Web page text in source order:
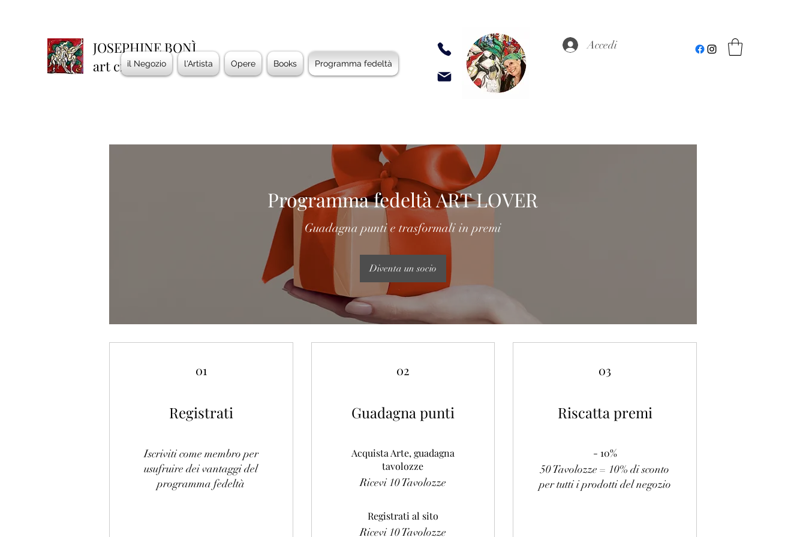
JOSEPHINE BONÌ
art creations
il Negozio l'Artista Opere Books Programma fedeltà
Accedi
Programma fedeltà ART LOVER
Guadagna punti e trasformali in premi
Diventa un socio
01
Registrati
Iscriviti come membro per
usufruire dei vantaggi del
programma fedeltà
02
Guadagna punti
Acquista Arte, guadagna
tavolozze
Ricevi 10 Tavolozze
Registrati al sito
Ricevi 10 Tavolozze
03
Riscatta premi
- 10%
50 Tavolozze = 10% di sconto
per tutti i prodotti del negozio